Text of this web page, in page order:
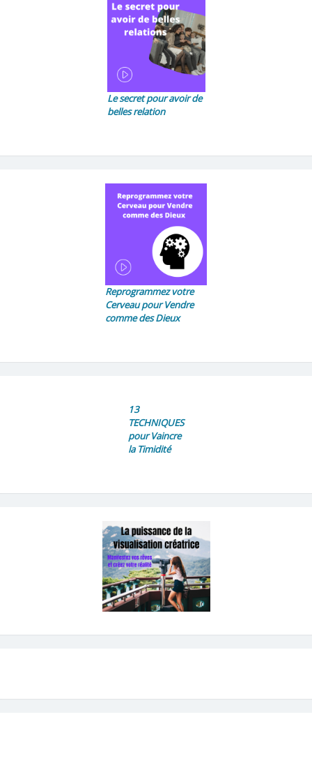
Le secret pour avoir de
belles relation
Reprogrammez votre
Cerveau pour Vendre
comme des Dieux
13
TECHNIQUES
pour Vaincre
la Timidité